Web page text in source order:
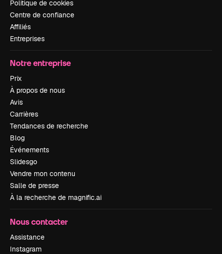
Politique de cookies
Centre de confiance
Affiliés
Entreprises
Notre entreprise
Prix
À propos de nous
Avis
Carrières
Tendances de recherche
Blog
Événements
Slidesgo
Vendre mon contenu
Salle de presse
À la recherche de magnific.ai
Nous contacter
Assistance
Instagram